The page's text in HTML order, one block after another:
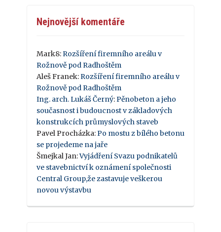
Nejnovější komentáře
Mark8: Rozšíření firemního areálu v
Rožnově pod Radhoštěm
Aleš Franek: Rozšíření firemního areálu v
Rožnově pod Radhoštěm
Ing. arch. Lukáš Černý: Pěnobeton a jeho
současnost i budoucnost v základových
konstrukcích průmyslových staveb
Pavel Procházka: Po mostu z bílého betonu
se projedeme na jaře
Šmejkal Jan:Vyjádření Svazu podnikatelů
ve stavebnictví k oznámení společnosti
Central Group,že zastavuje veškerou
novou výstavbu